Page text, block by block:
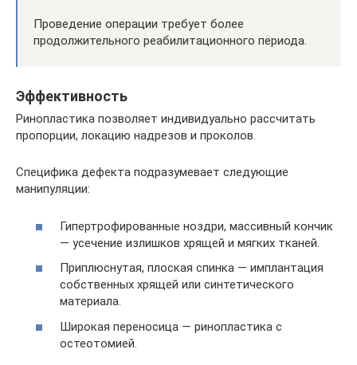
Проведение операции требует более
продолжительного реабилитационного периода.
Эффективность
Ринопластика позволяет индивидуально рассчитать
пропорции, локацию надрезов и проколов.
Специфика дефекта подразумевает следующие
манипуляции:
Гипертрофированные ноздри, массивный кончик
— усечение излишков хрящей и мягких тканей.
Приплюснутая, плоская спинка — имплантация
собственных хрящей или синтетического
материала.
Широкая переносица — ринопластика с
остеотомией.